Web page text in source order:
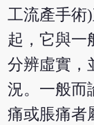
工流產手術
起，它與一
分辨虛實，
況。一般而
痛或脹痛者